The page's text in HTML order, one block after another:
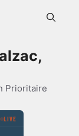
Prioritaire